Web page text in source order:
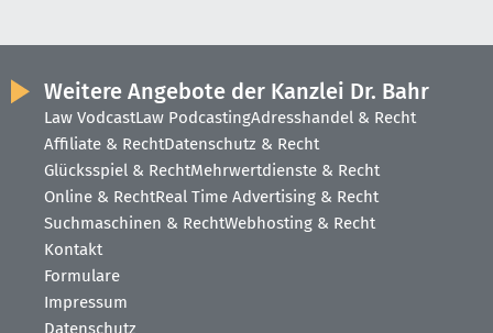
Weitere Angebote der Kanzlei Dr. Bahr
Law VodcastLaw PodcastingAdresshandel & Recht
Affiliate & RechtDatenschutz & Recht
Glücksspiel & RechtMehrwertdienste & Recht
Online & RechtReal Time Advertising & Recht
Suchmaschinen & RechtWebhosting & Recht
Kontakt
Formulare
Impressum
Datenschutz